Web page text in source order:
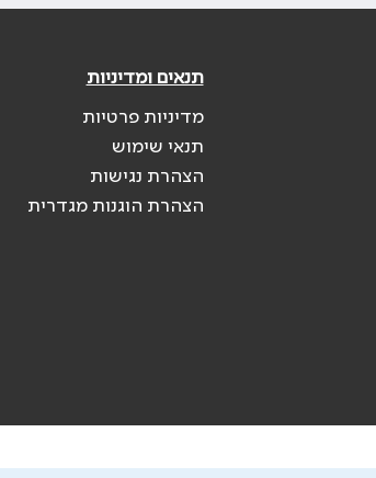
תנאים ומדיניות
מדיניות פרטיות
תנאי שימוש
הצהרת נגישות
הצהרת הוגנות מגדרית